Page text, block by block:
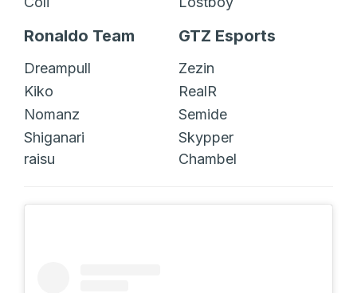
Ronaldo Team GTZ Esports
Dreampull
Zezin
Kiko
RealR
Nomanz
Semide
Shiganari
Skypper
raisu
Chambel